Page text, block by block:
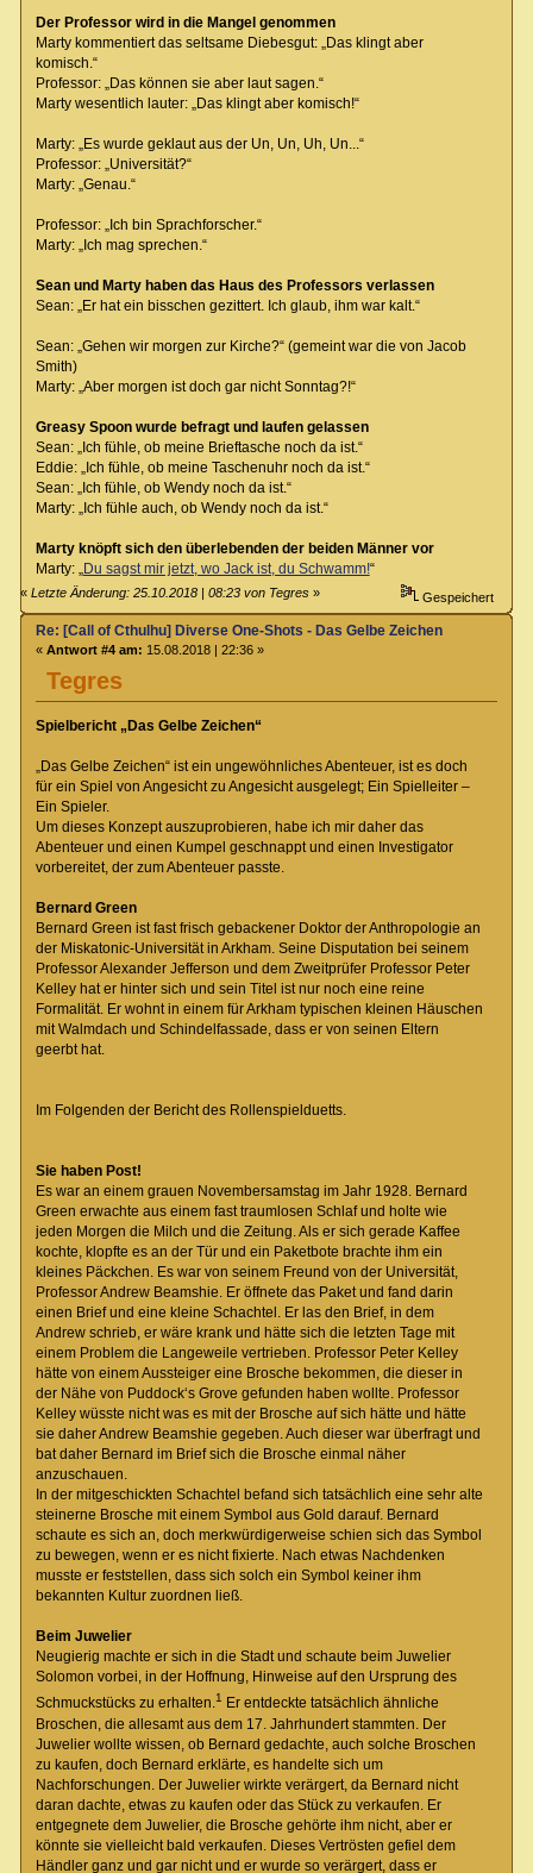
Der Professor wird in die Mangel genommen
Marty kommentiert das seltsame Diebesgut: „Das klingt aber
komisch.“
Professor: „Das können sie aber laut sagen.“
Marty wesentlich lauter: „Das klingt aber komisch!“
Marty: „Es wurde geklaut aus der Un, Un, Uh, Un...“
Professor: „Universität?“
Marty: „Genau.“
Professor: „Ich bin Sprachforscher.“
Marty: „Ich mag sprechen.“
Sean und Marty haben das Haus des Professors verlassen
Sean: „Er hat ein bisschen gezittert. Ich glaub, ihm war kalt.“
Sean: „Gehen wir morgen zur Kirche?“ (gemeint war die von Jacob
Smith)
Marty: „Aber morgen ist doch gar nicht Sonntag?!“
Greasy Spoon wurde befragt und laufen gelassen
Sean: „Ich fühle, ob meine Brieftasche noch da ist.“
Eddie: „Ich fühle, ob meine Taschenuhr noch da ist.“
Sean: „Ich fühle, ob Wendy noch da ist.“
Marty: „Ich fühle auch, ob Wendy noch da ist.“
Marty knöpft sich den überlebenden der beiden Männer vor
Marty: „Du sagst mir jetzt, wo Jack ist, du Schwamm!“
«Letzte Änderung: 25.10.2018 | 08:23 von Tegres » Gespeichert
Tegres
Re: [Call of Cthulhu] Diverse One-Shots - Das Gelbe Zeichen
« Antwort #4 am: 15.08.2018 | 22:36 »
Spielbericht „Das Gelbe Zeichen“
„Das Gelbe Zeichen“ ist ein ungewöhnliches Abenteuer, ist es doch
für ein Spiel von Angesicht zu Angesicht ausgelegt; Ein Spielleiter –
Ein Spieler.
Um dieses Konzept auszuprobieren, habe ich mir daher das
Abenteuer und einen Kumpel geschnappt und einen Investigator
vorbereitet, der zum Abenteuer passte.
Bernard Green
Bernard Green ist fast frisch gebackener Doktor der Anthropologie an
der Miskatonic-Universität in Arkham. Seine Disputation bei seinem
Professor Alexander Jefferson und dem Zweitprüfer Professor Peter
Kelley hat er hinter sich und sein Titel ist nur noch eine reine
Formalität. Er wohnt in einem für Arkham typischen kleinen Häuschen
mit Walmdach und Schindelfassade, dass er von seinen Eltern
geerbt hat.
Im Folgenden der Bericht des Rollenspielduetts.
Sie haben Post!
Es war an einem grauen Novembersamstag im Jahr 1928. Bernard
Green erwachte aus einem fast traumlosen Schlaf und holte wie
jeden Morgen die Milch und die Zeitung. Als er sich gerade Kaffee
kochte, klopfte es an der Tür und ein Paketbote brachte ihm ein
kleines Päckchen. Es war von seinem Freund von der Universität,
Professor Andrew Beamshie. Er öffnete das Paket und fand darin
einen Brief und eine kleine Schachtel. Er las den Brief, in dem
Andrew schrieb, er wäre krank und hätte sich die letzten Tage mit
einem Problem die Langeweile vertrieben. Professor Peter Kelley
hätte von einem Aussteiger eine Brosche bekommen, die dieser in
der Nähe von Puddock‘s Grove gefunden haben wollte. Professor
Kelley wüsste nicht was es mit der Brosche auf sich hätte und hätte
sie daher Andrew Beamshie gegeben. Auch dieser war überfragt und
bat daher Bernard im Brief sich die Brosche einmal näher
anzuschauen.
In der mitgeschickten Schachtel befand sich tatsächlich eine sehr alte
steinerne Brosche mit einem Symbol aus Gold darauf. Bernard
schaute es sich an, doch merkwürdigerweise schien sich das Symbol
zu bewegen, wenn er es nicht fixierte. Nach etwas Nachdenken
musste er feststellen, dass sich solch ein Symbol keiner ihm
bekannten Kultur zuordnen ließ.
Beim Juwelier
Neugierig machte er sich in die Stadt und schaute beim Juwelier
Solomon vorbei, in der Hoffnung, Hinweise auf den Ursprung des
Schmuckstücks zu erhalten.1 Er entdeckte tatsächlich ähnliche
Broschen, die allesamt aus dem 17. Jahrhundert stammten. Der
Juwelier wollte wissen, ob Bernard gedachte, auch solche Broschen
zu kaufen, doch Bernard erklärte, es handelte sich um
Nachforschungen. Der Juwelier wirkte verärgert, da Bernard nicht
daran dachte, etwas zu kaufen oder das Stück zu verkaufen. Er
entgegnete dem Juwelier, die Brosche gehörte ihm nicht, aber er
könnte sie vielleicht bald verkaufen. Dieses Vertrösten gefiel dem
Händler ganz und gar nicht und er wurde so verärgert, dass er